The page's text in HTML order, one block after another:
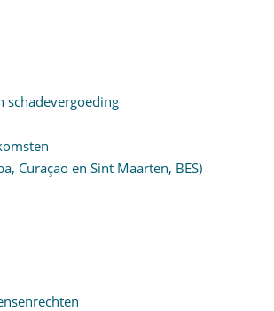
schadevergoeding
Curaçao en Sint Maarten, BES)